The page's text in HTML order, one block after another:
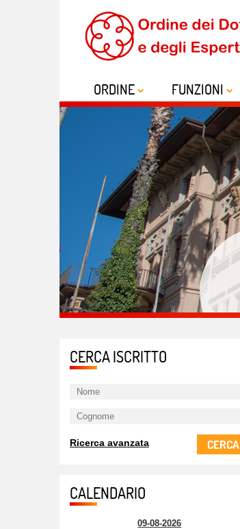
ORDINE FUNZIONI
CERCA ISCRITTO
CERCA
Ricerca avanzata
CALENDARIO
09-08-2026